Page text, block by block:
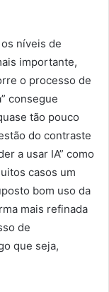
níveis de
importante,
o processo de
consegue
tão pouco
do contraste
a usar IA” como
casos um
bom uso da
mais refinada
de
que seja,